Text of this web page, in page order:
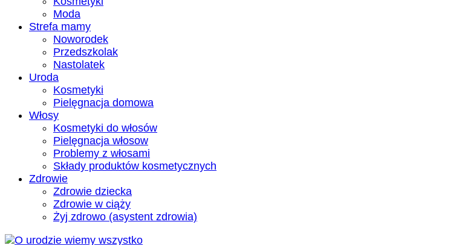
Moda
Strefa mamy
Noworodek
Przedszkolak
Nastolatek
Uroda
Kosmetyki
Pielęgnacja domowa
Włosy
Kosmetyki do włosów
Pielęgnacja włosow
Problemy z włosami
Składy produktów kosmetycznych
Zdrowie
Zdrowie dziecka
Zdrowie w ciąży
Żyj zdrowo (asystent zdrowia)